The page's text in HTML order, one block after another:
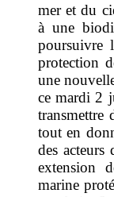
mer et du
à une
poursuivre
protection
une
ce mardi 2
transmettre
tout en
des acteurs
extension
marine